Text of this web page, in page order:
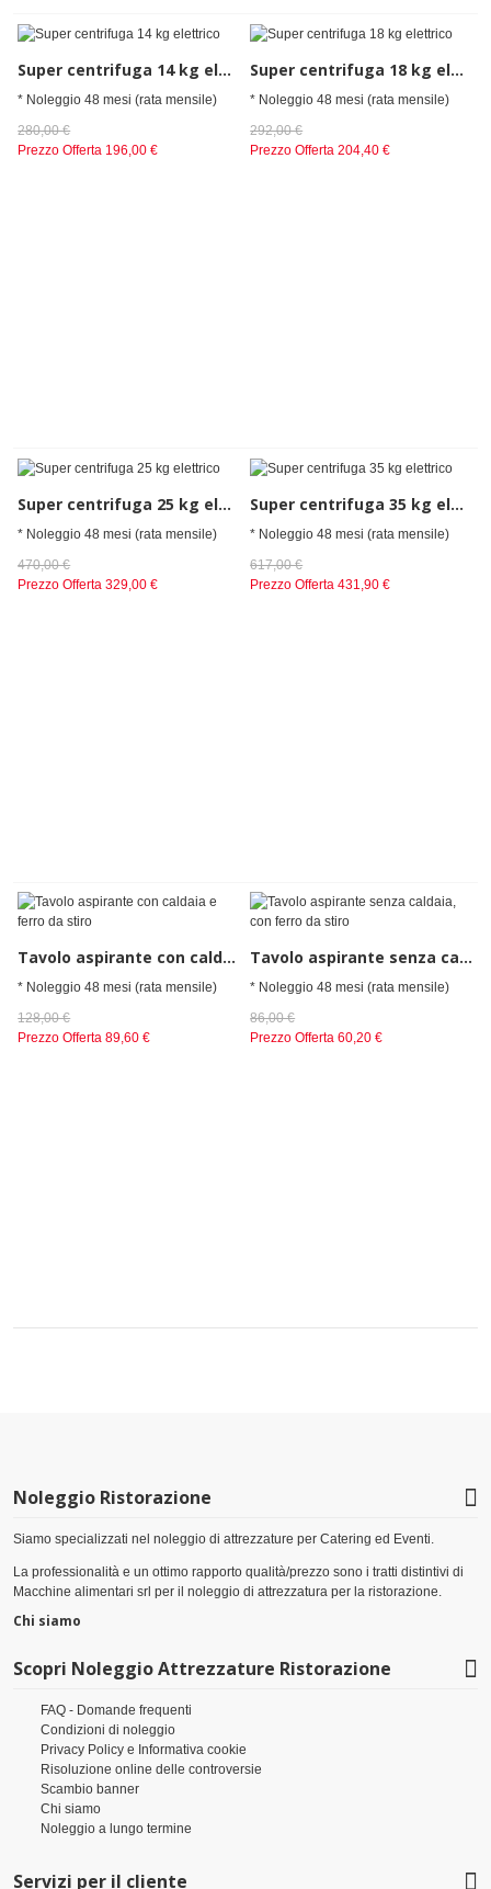
Super centrifuga 14 kg elettrico
* Noleggio 48 mesi (rata mensile)
280,00 €
Prezzo Offerta 196,00 €
Super centrifuga 18 kg elettrico
* Noleggio 48 mesi (rata mensile)
292,00 €
Prezzo Offerta 204,40 €
Super centrifuga 25 kg elettrico
* Noleggio 48 mesi (rata mensile)
470,00 €
Prezzo Offerta 329,00 €
Super centrifuga 35 kg elettrico
* Noleggio 48 mesi (rata mensile)
617,00 €
Prezzo Offerta 431,90 €
Tavolo aspirante con caldaia e ferro da stiro
* Noleggio 48 mesi (rata mensile)
128,00 €
Prezzo Offerta 89,60 €
Tavolo aspirante senza caldaia, con ferro da stiro
* Noleggio 48 mesi (rata mensile)
86,00 €
Prezzo Offerta 60,20 €
Noleggio Ristorazione
Siamo specializzati nel noleggio di attrezzature per Catering ed Eventi.
La professionalità e un ottimo rapporto qualità/prezzo sono i tratti distintivi di
Macchine alimentari srl per il noleggio di attrezzatura per la ristorazione.
Chi siamo
Scopri Noleggio Attrezzature Ristorazione
FAQ - Domande frequenti
Condizioni di noleggio
Privacy Policy e Informativa cookie
Risoluzione online delle controversie
Scambio banner
Chi siamo
Noleggio a lungo termine
Servizi per il cliente